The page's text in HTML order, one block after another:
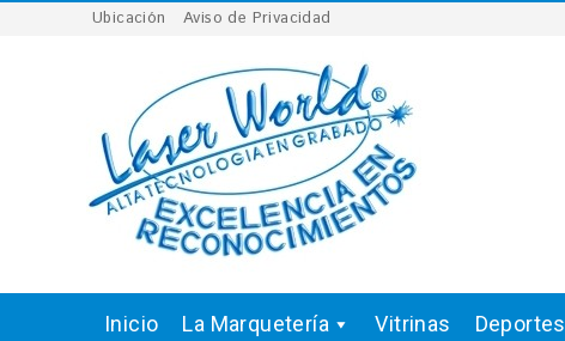
Ubicación Aviso de Privacidad
Inicio La Marquetería Vitrinas Deportes